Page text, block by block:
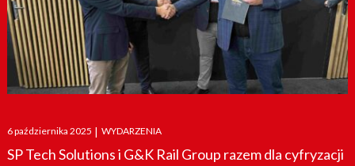
Posted
on
6 października 2025 | WYDARZENIA
SP Tech Solutions i G&K Rail Group razem dla cyfryzacji